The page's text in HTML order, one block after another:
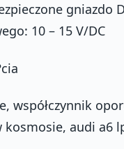
gniazdo
10 – 15 V/DC
współczynnik
kosmosie, audi a6